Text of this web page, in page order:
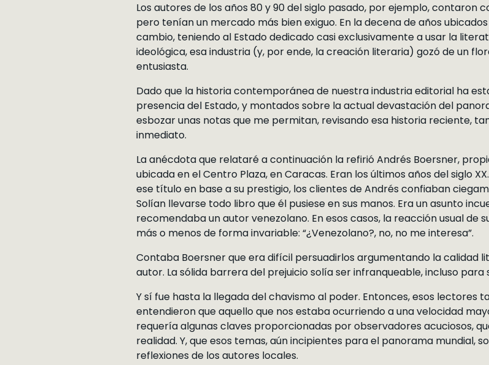
Los autores de los años 80 y 90 del siglo pasado, por ejemplo, contaron
pero tenían un mercado más bien exiguo. En la decena de años
cambio, teniendo al Estado dedicado casi exclusivamente a usar la
ideológica, esa industria (y, por ende, la creación literaria) gozó de un
entusiasta.
Dado que la historia contemporánea de nuestra industria editorial ha
presencia del Estado, y montados sobre la actual devastación del
esbozar unas notas que me permitan, revisando esa historia reciente,
inmediato.
La anécdota que relataré a continuación la refirió Andrés Boersner,
ubicada en el Centro Plaza, en Caracas. Eran los últimos años del siglo
ese título en base a su prestigio, los clientes de Andrés confiaban
Solían llevarse todo libro que él pusiese en sus manos. Era un asunto
recomendaba un autor venezolano. En esos casos, la reacción usual de
más o menos de forma invariable: “¿Venezolano?, no, no me interesa”.
Contaba Boersner que era difícil persuadirlos argumentando la calidad
autor. La sólida barrera del prejuicio solía ser infranqueable, incluso para
Y sí fue hasta la llegada del chavismo al poder. Entonces, esos lectores
entendieron que aquello que nos estaba ocurriendo a una velocidad
requería algunas claves proporcionadas por observadores acuciosos,
realidad. Y, que esos temas, aún incipientes para el panorama mundial,
reflexiones de los autores locales.